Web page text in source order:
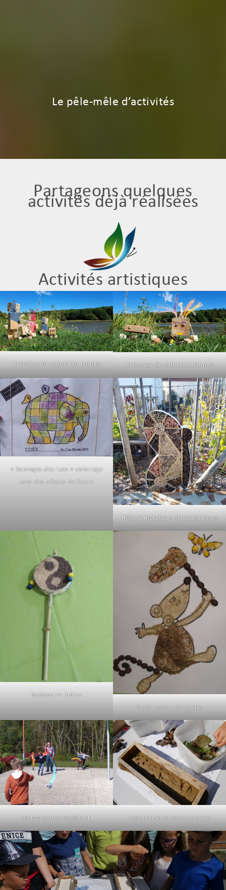
Le pêle-mêle d’activités
Partageons quelques
activités déjà réalisées
Activités artistiques
Bricoleur de nature au Jaunay Bricoleur de nature au Jaunay
« Sauvages des rues » coloriage
avec des pétales de fleurs
Hôtel à insectes « Terres Saines »
Tambourin indien
Carte postale de sables
Construction Comète 4 empreintes dans de la terre